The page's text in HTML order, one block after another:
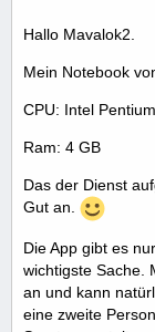
Hallo Mavalok2.
Mein Notebook
CPU: Intel
Ram: 4 GB
Das der Dienst
Gut an.
Die App gibt es
wichtigste Sache.
an und kann
eine zweite